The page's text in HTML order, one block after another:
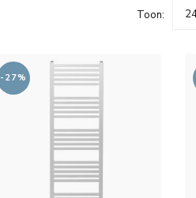
Toon:
-27%